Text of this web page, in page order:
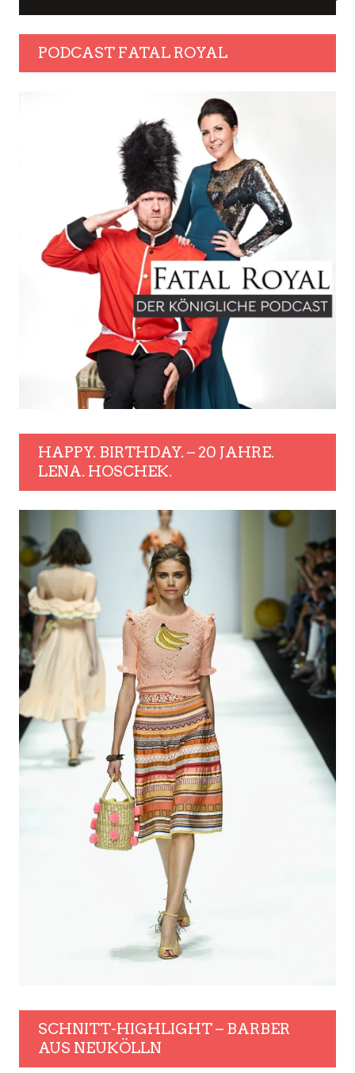
PODCAST FATAL ROYAL
HAPPY. BIRTHDAY. – 20 JAHRE.
LENA. HOSCHEK.
SCHNITT-HIGHLIGHT – BARBER
AUS NEUKÖLLN